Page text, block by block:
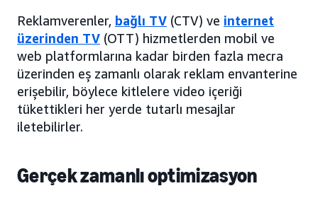
Reklamverenler, bağlı TV (CTV) ve internet
üzerinden TV (OTT) hizmetlerden mobil ve
web platformlarına kadar birden fazla mecra
üzerinden eş zamanlı olarak reklam envanterine
erişebilir, böylece kitlelere video içeriği
tükettikleri her yerde tutarlı mesajlar
iletebilirler.
Gerçek zamanlı optimizasyon